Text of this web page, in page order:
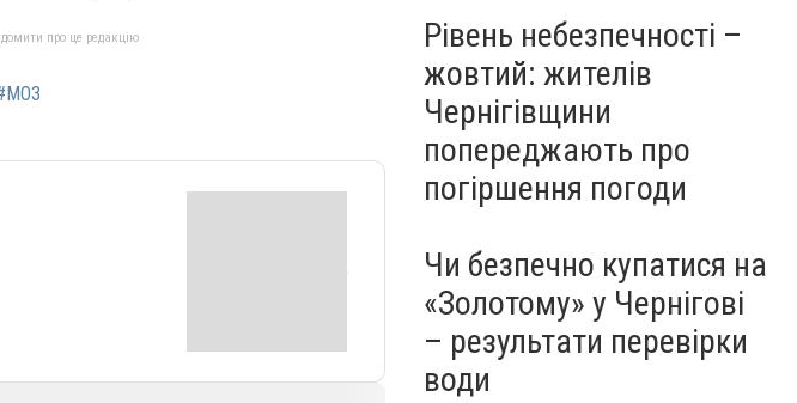
про це редакцію
Рівень небезпечності –
жовтий: жителів
Чернігівщини
попереджають про
погіршення погоди
Чи безпечно купатися на
«Золотому» у Чернігові
– результати перевірки
води